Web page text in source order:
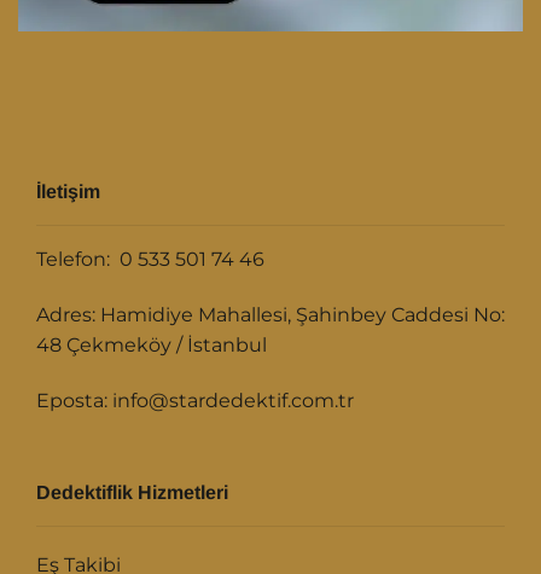
İletişim
Telefon: 0 533 501 74 46
Adres: Hamidiye Mahallesi, Şahinbey Caddesi No:
48 Çekmeköy / İstanbul
Eposta: info@stardedektif.com.tr
Dedektiflik Hizmetleri
Eş Takibi